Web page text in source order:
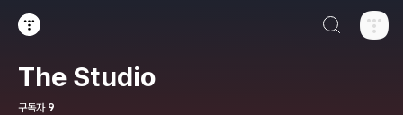
The Studio
구독자 9